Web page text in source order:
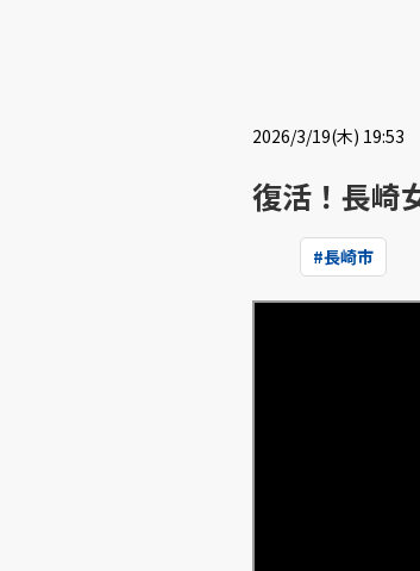
2026/3/19(木) 19:53
復活！長崎
#長崎市